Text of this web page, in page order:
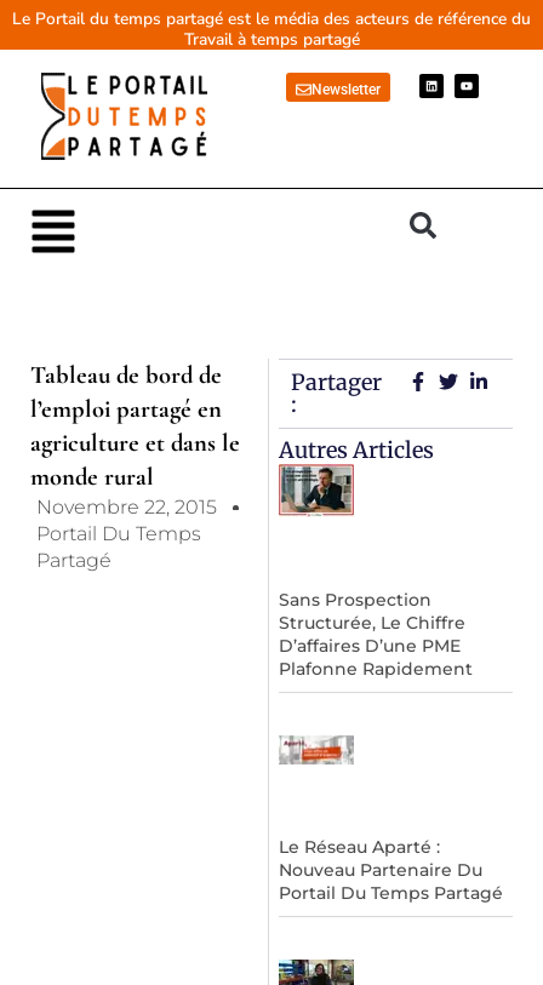
AllerLe Portail du temps partagé est le média des acteurs de référence du
Travail à temps partagé
Newsletter
L
i
n
Y
o
u
Main
Menu
Tableau de bord de
l’emploi partagé en
agriculture et dans le
monde rural
Novembre 22, 2015
Portail Du Temps
Partagé
Partager
:
Autres Articles
Sans Prospection
Structurée, Le Chiffre
D’affaires D’une PME
Plafonne Rapidement
Le Réseau Aparté :
Nouveau Partenaire Du
Portail Du Temps Partagé